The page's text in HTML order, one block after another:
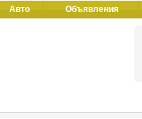
Авто Объявления